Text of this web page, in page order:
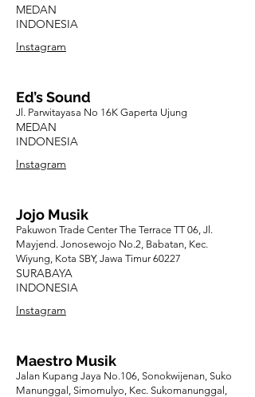
MEDAN
INDONESIA
Instagram
Ed’s Sound
Jl. Parwitayasa No 16K Gaperta Ujung
MEDAN
INDONESIA
Instagram
Jojo Musik
Pakuwon Trade Center The Terrace TT 06, Jl.
Mayjend. Jonosewojo No.2, Babatan, Kec.
Wiyung, Kota SBY, Jawa Timur 60227
SURABAYA
INDONESIA
Instagram
Maestro Musik
Jalan Kupang Jaya No.106, Sonokwijenan, Suko
Manunggal, Simomulyo, Kec. Sukomanunggal,